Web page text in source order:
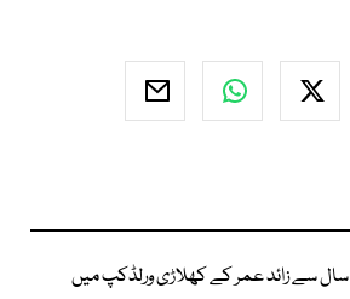
60 سال سے زائد عمر کے کھلاڑی ورلڈکپ میں